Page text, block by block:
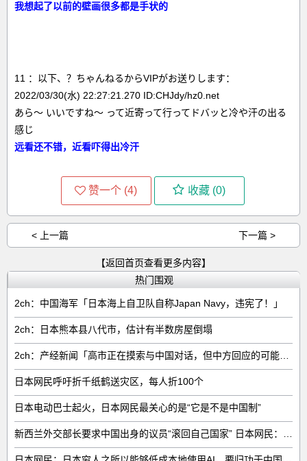
我想起了以前的壁画很多都是手状的
11 ：以下、？ちゃんねるからVIPがお送りします：
2022/03/30(水) 22:27:21.270 ID:CHJdy/hz0.net
あら～ いいですね～ って近寄って行ってドバッと冷や汗の出る
感じ
远看还不错，近看吓得出冷汗
赞一个 (4) 收藏 (0)
< 上一篇 下一篇 >
【返回首页查看更多内容】
热门围观
2ch：中国海军「日本海上自卫队自称Japan Navy，违宪了！」
2ch：日本熊本县八代市，估计有半数房屋倒塌
日本网民呼吁折千纸鹤送灾区，每人折100个
日本电动巴士起火，日本网民最关心的是“它是不是中国制”